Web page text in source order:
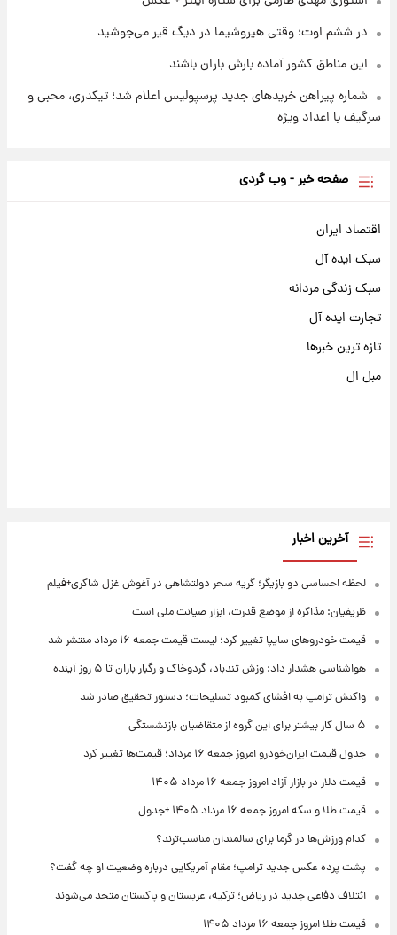
در ششم اوت؛ وقتی هیروشیما در دیگ قیر می‌جوشید
این مناطق کشور آماده بارش باران باشند
شماره پیراهن خریدهای جدید پرسپولیس اعلام شد؛ تیکدری، محبی و
سرگیف با اعداد ویژه
صفحه خبر - وب گردی
اقتصاد ایران
سبک ایده آل
سبک زندگی مردانه
تجارت ایده آل
تازه ترین خبرها
مبل ال
آخرین اخبار
لحظه احساسی دو بازیگر؛ گریه سحر دولتشاهی در آغوش غزل شاکری+فیلم
ظریفیان: مذاکره از موضع قدرت، ابزار صیانت ملی است
قیمت خودروهای سایپا تغییر کرد؛ لیست قیمت جمعه ۱۶ مرداد منتشر شد
هواشناسی هشدار داد: وزش تندباد، گردوخاک و رگبار باران تا ۵ روز آینده
واکنش ترامپ به افشای کمبود تسلیحات؛ دستور تحقیق صادر شد
۵ سال کار بیشتر برای این گروه از متقاضیان بازنشستگی
جدول قیمت ایران‌خودرو امروز جمعه ۱۶ مرداد؛ قیمت‌ها تغییر کرد
قیمت دلار در بازار آزاد امروز جمعه ۱۶ مرداد ۱۴۰۵
قیمت طلا و سکه امروز جمعه ۱۶ مرداد ۱۴۰۵ +جدول
کدام ورزش‌ها در گرما برای سالمندان مناسب‌ترند؟
پشت پرده عکس جدید ترامپ؛ مقام آمریکایی درباره وضعیت او چه گفت؟
ائتلاف دفاعی جدید در ریاض؛ ترکیه، عربستان و پاکستان متحد می‌شوند
قیمت طلا امروز جمعه ۱۶ مرداد ۱۴۰۵